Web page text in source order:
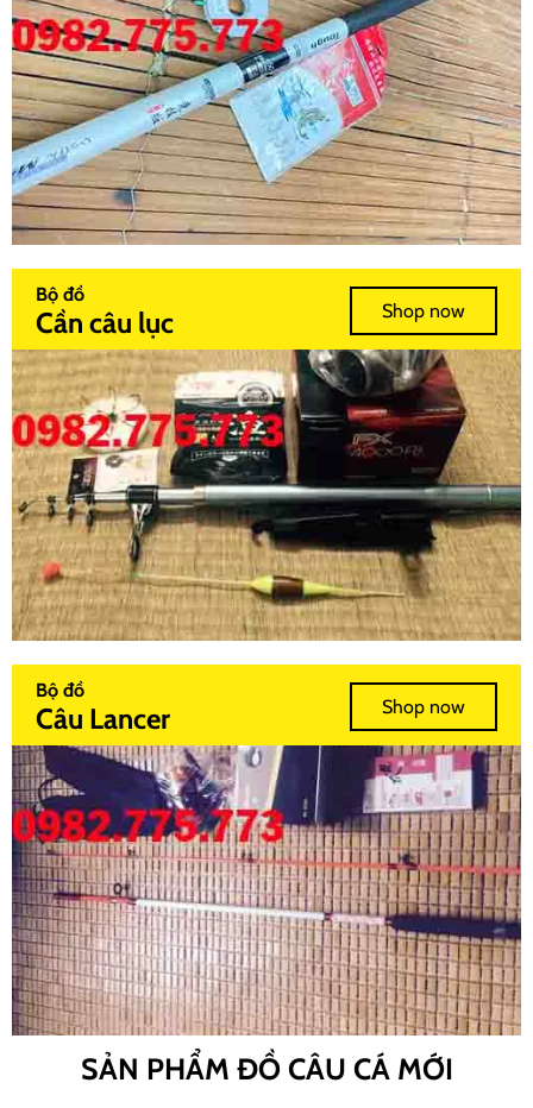
Bộ đồ
Cần câu lục Shop now
Bộ đồ
Câu Lancer Shop now
SẢN PHẨM ĐỒ CÂU CÁ MỚI